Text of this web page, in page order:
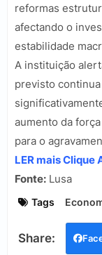
reformas
afectando o
estabilidade
A instituição
previsto
aumento da
para o
LER mais Clique
Fonte: Lusa
Tags